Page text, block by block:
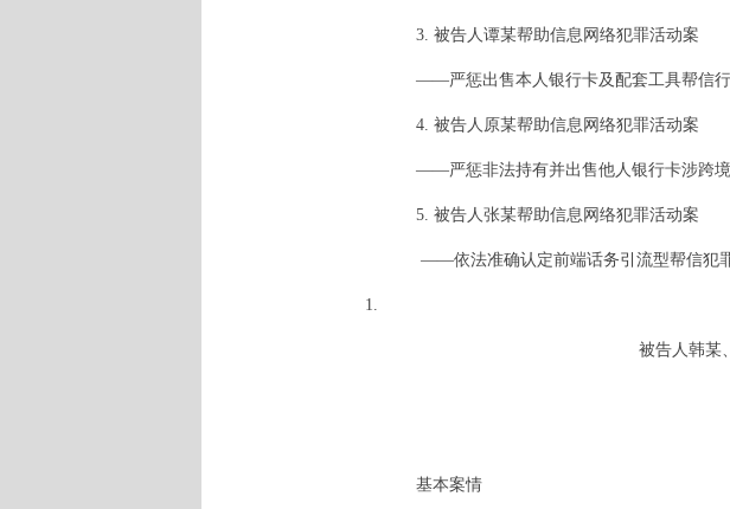
3. 被告人谭某帮助信息网络犯罪活动案
——严惩出售本人银行卡及配套工具帮信
4. 被告人原某帮助信息网络犯罪活动案
——严惩非法持有并出售他人银行卡涉跨
5. 被告人张某帮助信息网络犯罪活动案
——依法准确认定前端话务引流型帮信犯
1.
被告人韩某
基本案情